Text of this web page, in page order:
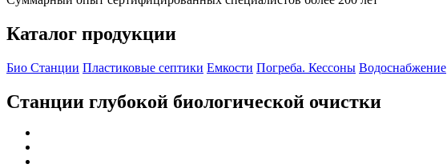
Каталог продукции
Био Станции Пластиковые септики Емкости Погреба. Кессоны Водоснабжение
Станции глубокой биологической очистки